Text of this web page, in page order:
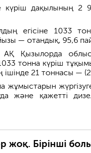
күріш дақылының 2
егісіне 1033
— отандық, 95,6
АҚ Қызылорда
тонна күріш
ішінде 21 тоннасы —
жұмыстарын
және қажетті
жоқ. Бірінші